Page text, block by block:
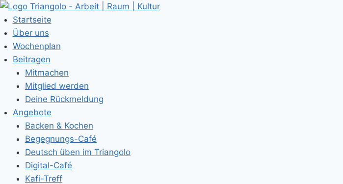
Zum
Inhalt
springen
Startseite
Über uns
Wochenplan
Beitragen
Mitmachen
Mitglied werden
Deine Rückmeldung
Angebote
Backen & Kochen
Begegnungs-Café
Deutsch üben im Triangolo
Digital-Café
Kafi-Treff